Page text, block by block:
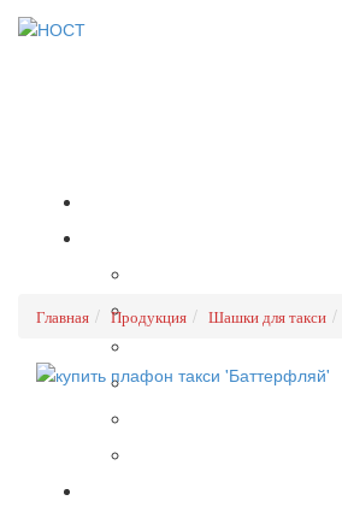
Главная Продукция Шашки для такси